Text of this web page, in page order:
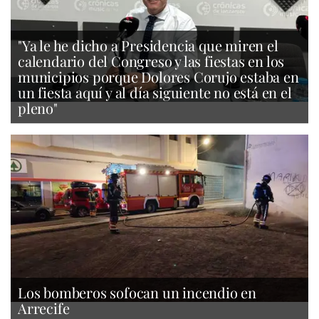
"Ya le he dicho a Presidencia que miren el
calendario del Congreso y las fiestas en los
municipios porque Dolores Corujo estaba en
un fiesta aquí y al día siguiente no está en el
pleno"
Los bomberos sofocan un incendio en
Arrecife